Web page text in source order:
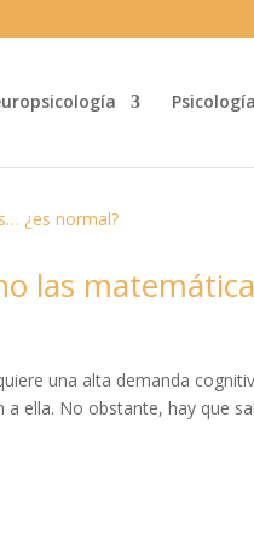
Psicología
las
una alta demanda
ella. No obstante, hay que